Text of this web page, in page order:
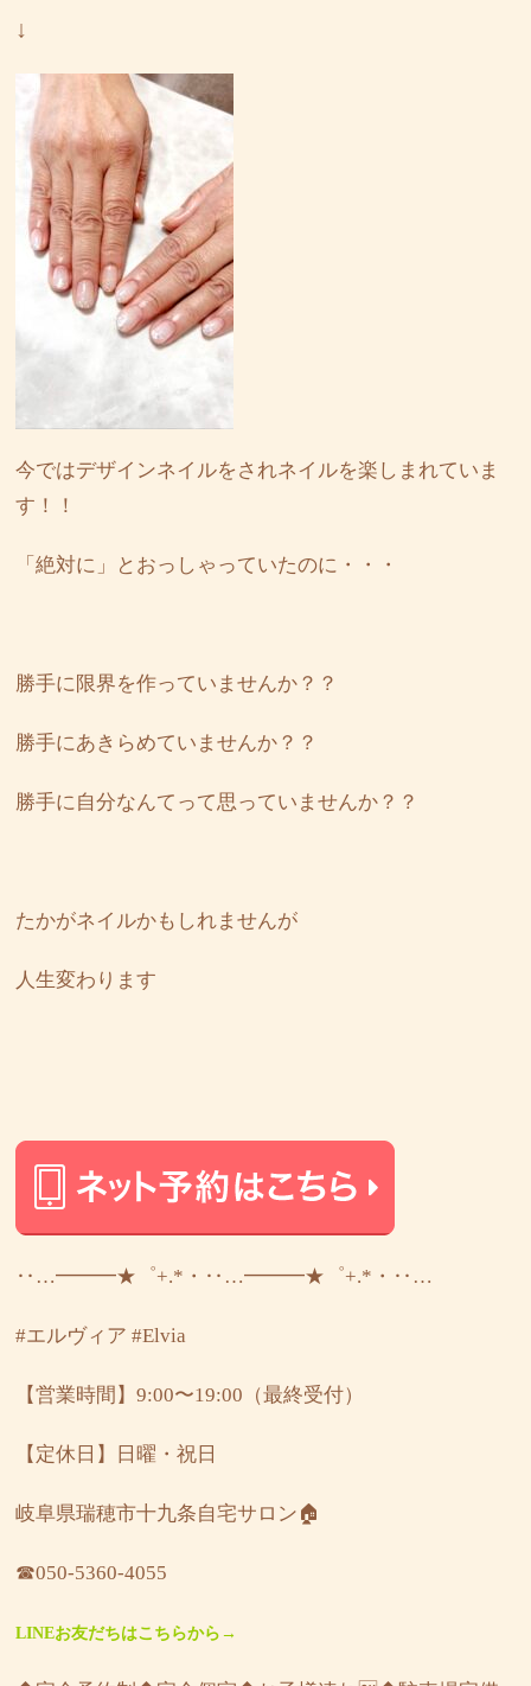
↓
今ではデザインネイルをされネイルを楽しまれていま
す！！
「絶対に」とおっしゃっていたのに・・・
勝手に限界を作っていませんか？？
勝手にあきらめていませんか？？
勝手に自分なんてって思っていませんか？？
たかがネイルかもしれませんが
人生変わります
‥…━━━★゜+.*・‥…━━━★゜+.*・‥…
#エルヴィア #Elvia
【営業時間】9:00〜19:00（最終受付）
【定休日】日曜・祝日
岐阜県瑞穂市十九条自宅サロン🏠
☎︎050-5360-4055
LINEお友だちはこちらから→